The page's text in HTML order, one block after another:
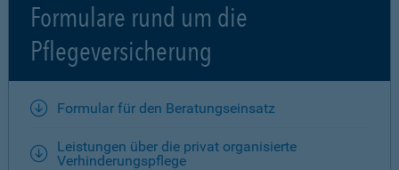
Formulare rund um die
Pflegeversicherung
Formular für den Beratungseinsatz
Leistungen über die privat organisierte
Verhinderungspflege